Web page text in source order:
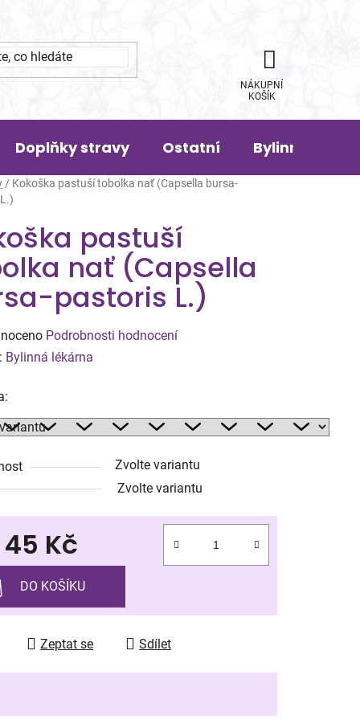
NÁKUPNÍ
KOŠÍK
Doplňky stravy Ostatní Bylinná
/ Kokoška pastuší tobolka nať (Capsella bursa-
pastuší
nať (Capsella
pastoris L.)
Podrobnosti hodnocení
Bylinná lékárna
Zvolte variantu
Zvolte variantu
45 Kč
cena:
DO KOŠÍKU
Zeptat se Sdílet